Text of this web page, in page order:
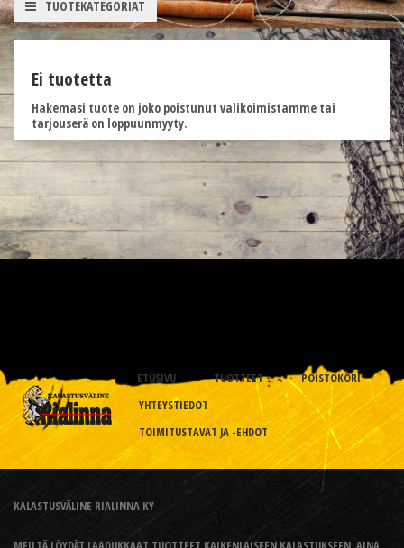
TUOTEKATEGORIAT
Ei tuotetta
Hakemasi tuote on joko poistunut valikoimistamme tai
tarjouserä on loppuunmyyty.
ETUSIVU TUOTTEET
POISTOKORI
YHTEYSTIEDOT
TOIMITUSTAVAT JA -EHDOT
KALASTUSVÄLINE RIALINNA KY